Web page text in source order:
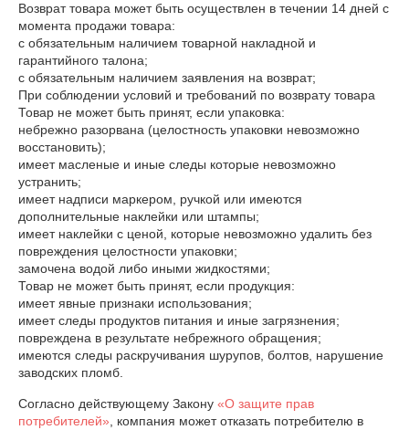
Возврат товара может быть осуществлен в течении 14 дней с
момента продажи товара:
с обязательным наличием товарной накладной и
гарантийного талона;
с обязательным наличием заявления на возврат;
При соблюдении условий и требований по возврату товара
Товар не может быть принят, если упаковка:
небрежно разорвана (целостность упаковки невозможно
восстановить);
имеет масленые и иные следы которые невозможно
устранить;
имеет надписи маркером, ручкой или имеются
дополнительные наклейки или штампы;
имеет наклейки с ценой, которые невозможно удалить без
повреждения целостности упаковки;
замочена водой либо иными жидкостями;
Товар не может быть принят, если продукция:
имеет явные признаки использования;
имеет следы продуктов питания и иные загрязнения;
повреждена в результате небрежного обращения;
имеются следы раскручивания шурупов, болтов, нарушение
заводских пломб.
Согласно действующему Закону «О защите прав
потребителей» , компания может отказать потребителю в